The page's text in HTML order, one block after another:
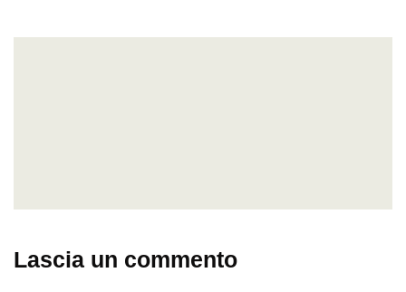
Lascia un commento